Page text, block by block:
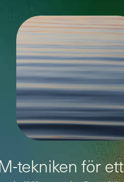
tekniken för